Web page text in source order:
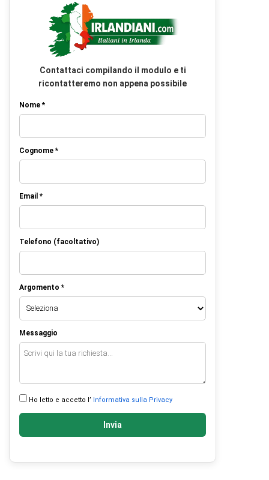
Contattaci compilando il modulo e ti
ricontatteremo non appena possibile
Nome *
Cognome *
Email *
Telefono (facoltativo)
Argomento *
Messaggio
Ho letto e accetto l’ Informativa sulla Privacy
Invia